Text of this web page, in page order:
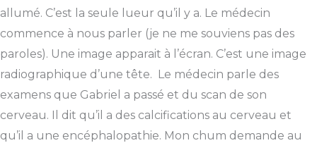
allumé. C’est la seule lueur qu’il y a. Le médecin
commence à nous parler (je ne me souviens pas des
paroles). Une image apparait à l’écran. C’est une image
radiographique d’une tête. Le médecin parle des
examens que Gabriel a passé et du scan de son
cerveau. Il dit qu’il a des calcifications au cerveau et
qu’il a une encéphalopathie. Mon chum demande au